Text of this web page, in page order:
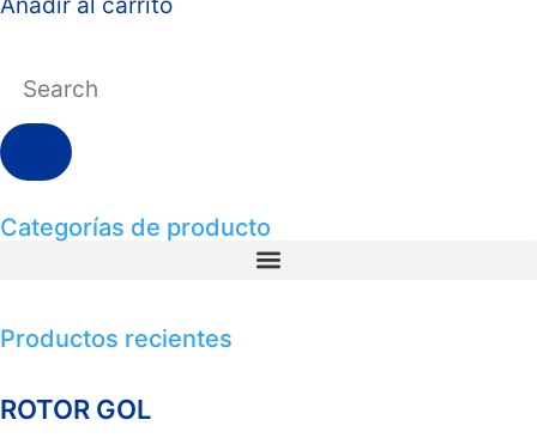
Categorías de producto
Productos recientes
ROTOR GOL